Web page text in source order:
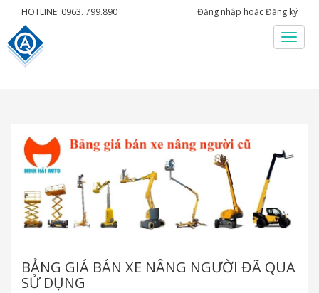
HOTLINE: 0963. 799.890 Đăng nhập hoặcĐăng ký
Menu
BẢNG GIÁ BÁN XE NÂNG NGƯỜI ĐÃ QUA
SỬ DỤNG